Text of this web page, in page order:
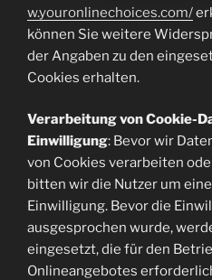
w.youronlinechoices.com/
können Sie weitere
der Angaben zu den
Cookies erhalten.
Verarbeitung von Cookie-
Einwilligung: Bevor wir
von Cookies verarbeiten
bitten wir die Nutzer um
Einwilligung. Bevor die
ausgesprochen wurde,
eingesetzt, die für den
Onlineangebotes